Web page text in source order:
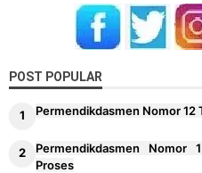
POST POPULAR
Permendikdasmen Nomor 12
Permendikdasmen Nomor
Proses